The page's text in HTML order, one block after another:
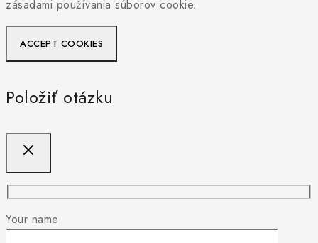
zásadami používania súborov cookie.
ACCEPT COOKIES
Položiť otázku
Your name